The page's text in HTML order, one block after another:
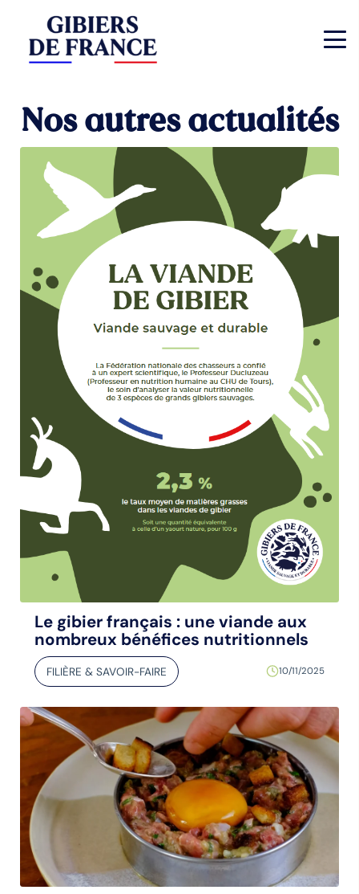
Nos autres actualités
Le gibier français : une viande aux
nombreux bénéfices nutritionnels
FILIÈRE & SAVOIR-FAIRE 10/11/2025